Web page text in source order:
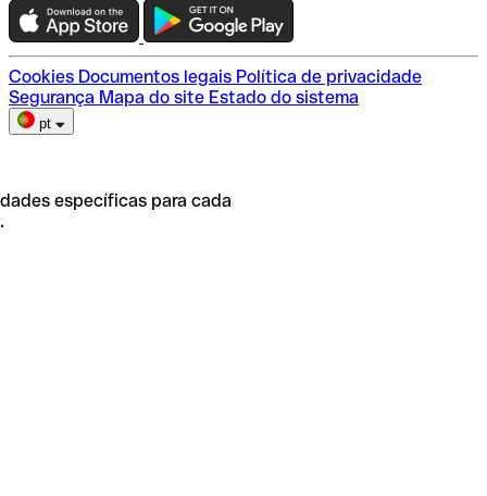
Escolha do plano
Cookies Documentos legais Política de privacidade
Segurança Mapa do site Estado do sistema
pt
específicas para cada